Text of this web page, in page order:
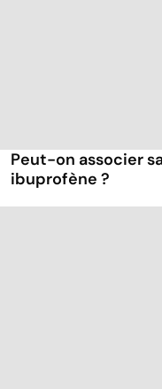
Peut-on associer
ibuprofène ?